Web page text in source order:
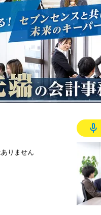
りません
mic_none